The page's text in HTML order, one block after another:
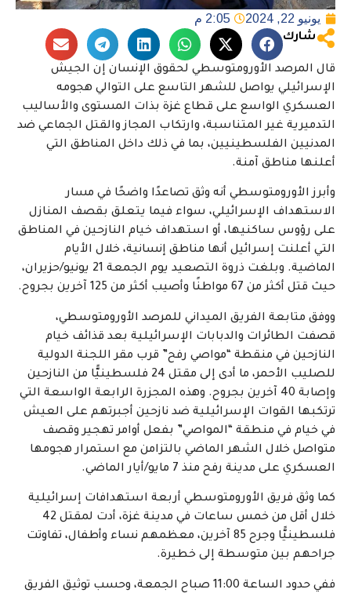
يونيو 22, 2024 2:05 م
شارك
قال المرصد الأورومتوسطي لحقوق الإنسان إن الجيش
الإسرائيلي يواصل للشهر التاسع على التوالي هجومه
العسكري الواسع على قطاع غزة بذات المستوى والأساليب
التدميرية غير المتناسبة، وارتكاب المجاز والقتل الجماعي ضد
المدنيين الفلسطينيين، بما في ذلك داخل المناطق التي
أعلنها مناطق آمنة.
وأبرز الأورومتوسطي أنه وثق تصاعدًا واضحًا في مسار
الاستهداف الإسرائيلي، سواء فيما يتعلق بقصف المنازل
على رؤوس ساكنيها، أو استهداف خيام النازحين في المناطق
التي أعلنت إسرائيل أنها مناطق إنسانية، خلال الأيام
الماضية. وبلغت ذروة التصعيد يوم الجمعة 21 يونيو/حزيران،
حيث قتل أكثر من 67 مواطنًا وأصيب أكثر من 125 آخرين بجروح.
ووفق متابعة الفريق الميداني للمرصد الأورومتوسطي،
قصفت الطائرات والدبابات الإسرائيلية بعد قذائف خيام
النازحين في منقطة “مواصي رفح” قرب مقر اللجنة الدولية
للصليب الأحمر، ما أدى إلى مقتل 24 فلسطينيًّا من النازحين
وإصابة 40 آخرين بجروح. وهذه المجزرة الرابعة الواسعة التي
ترتكبها القوات الإسرائيلية ضد نازحين أجبرتهم على العيش
في خيام في منطقة “المواصي” بفعل أوامر تهجير وقصف
متواصل خلال الشهر الماضي بالتزامن مع استمرار هجومها
العسكري على مدينة رفح منذ 7 مايو/أيار الماضي.
كما وثق فريق الأورومتوسطي أربعة استهدافات إسرائيلية
خلال أقل من خمس ساعات في مدينة غزة، أدت لمقتل 42
فلسطينيًّا وجرح 85 آخرين، معظمهم نساء وأطفال، تفاوتت
جراحهم بين متوسطة إلى خطيرة.
ففي حدود الساعة 11:00 صباح الجمعة، وحسب توثيق الفريق